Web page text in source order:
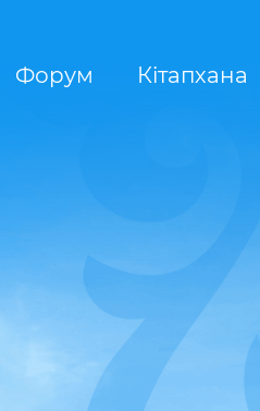
Форум Кітапхана